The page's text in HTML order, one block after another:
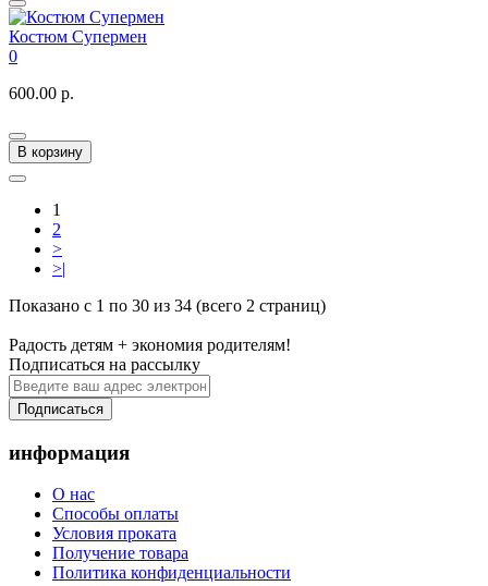
Костюм Супермен
0
600.00 р.
В корзину
1
2
>
>|
Показано с 1 по 30 из 34 (всего 2 страниц)
Радость детям + экономия родителям!
Подписаться на рассылку
Подписаться
информация
О нас
Способы оплаты
Условия проката
Получение товара
Политика конфиденциальности